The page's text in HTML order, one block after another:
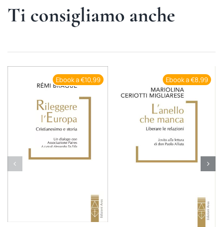
Ti consigliamo anche
Ebook a €10,99 Ebook a €8,99